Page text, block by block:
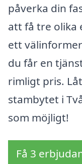
påverka din
att få tre olika
ett
du får en
rimligt pris.
stambytet i
som möjligt!
Få 3